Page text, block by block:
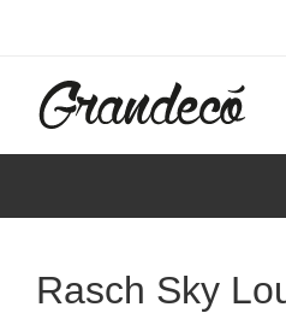
Rasch Sky